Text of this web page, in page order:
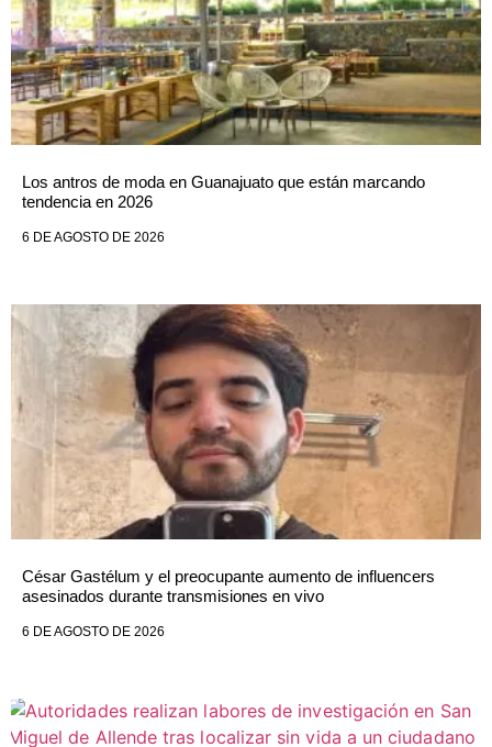
Los antros de moda en Guanajuato que están marcando
tendencia en 2026
6 DE AGOSTO DE 2026
César Gastélum y el preocupante aumento de influencers
asesinados durante transmisiones en vivo
6 DE AGOSTO DE 2026